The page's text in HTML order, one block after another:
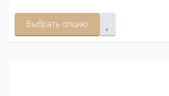
Выбрать опцию